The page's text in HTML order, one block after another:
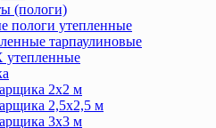
(пологи)
пологи утепленные
тарпаулиновые
2х2 м
2,5х2,5 м
3х3 м